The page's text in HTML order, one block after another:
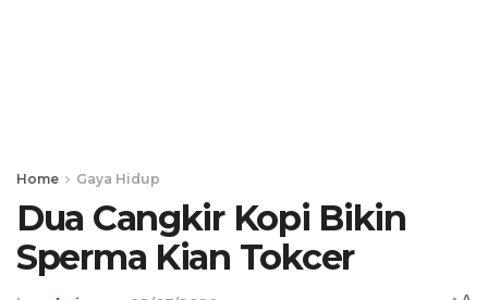
Home Gaya Hidup
Dua Cangkir Kopi Bikin
Sperma Kian Tokcer